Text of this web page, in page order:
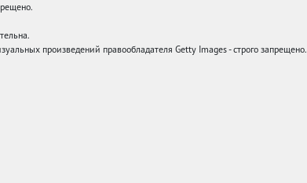
произведений правообладателя Getty Images - строго запрещено.